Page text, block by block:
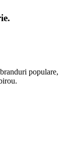
populare,